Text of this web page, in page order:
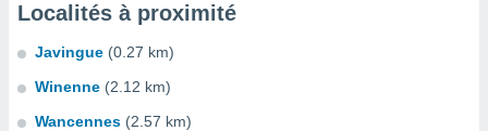
Localités à proximité
Javingue (0.27 km)
Winenne (2.12 km)
Wancennes (2.57 km)